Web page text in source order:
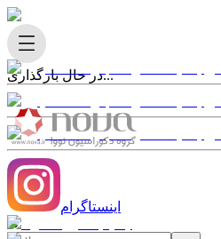
در حال بارگذاری...
✖
اینستاگرام